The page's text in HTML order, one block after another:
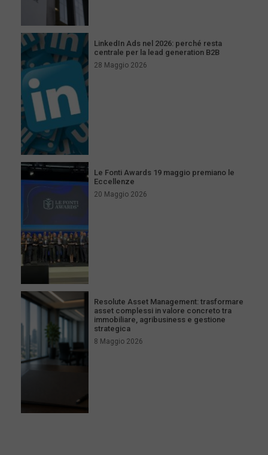
LinkedIn Ads nel 2026: perché resta
centrale per la lead generation B2B
28 Maggio 2026
Le Fonti Awards 19 maggio premiano le
Eccellenze
20 Maggio 2026
Resolute Asset Management: trasformare
asset complessi in valore concreto tra
immobiliare, agribusiness e gestione
strategica
8 Maggio 2026